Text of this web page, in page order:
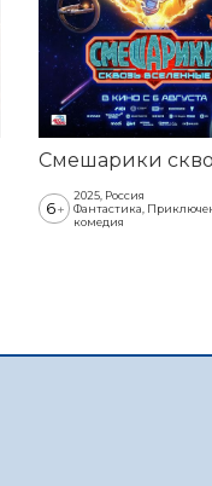
6+
2025, Россия
Фантастика,
комедия